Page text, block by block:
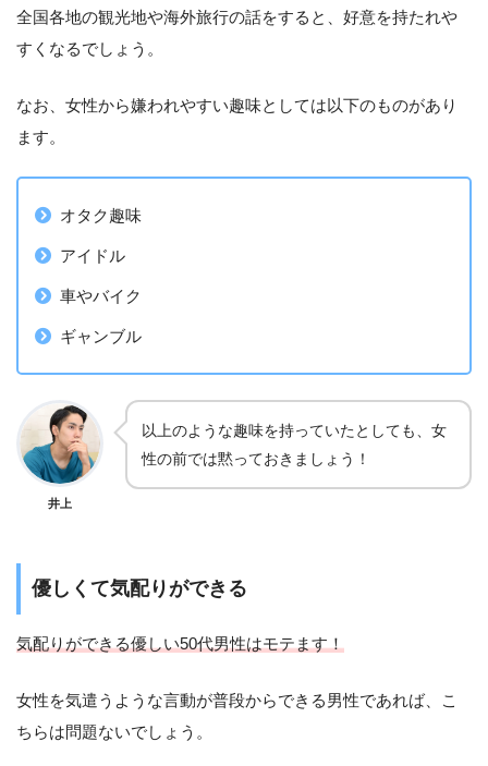
全国各地の観光地や海外旅行の話をすると、好意を持たれや
すくなるでしょう。
なお、女性から嫌われやすい趣味としては以下のものがあり
ます。
オタク趣味
アイドル
車やバイク
ギャンブル
井上
以上のような趣味を持っていたとしても、女
性の前では黙っておきましょう！
優しくて気配りができる
気配りができる優しい50代男性はモテます！
女性を気遣うような言動が普段からできる男性であれば、こ
ちらは問題ないでしょう。